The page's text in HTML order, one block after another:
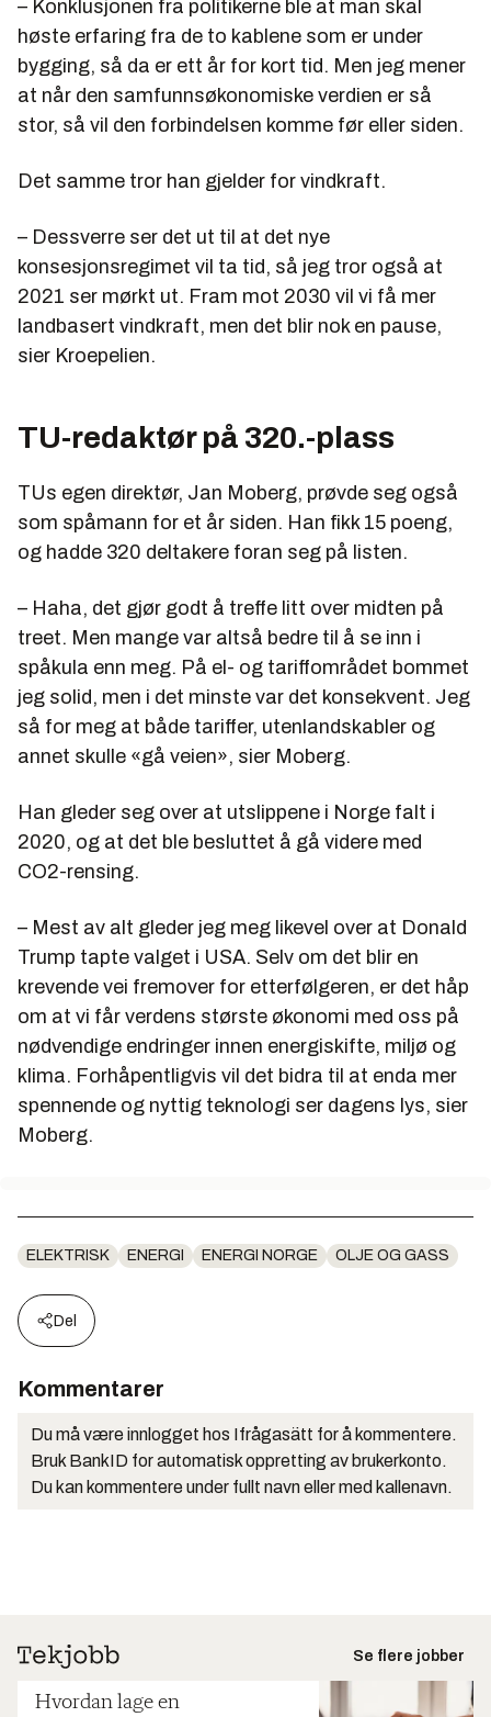
– Konklusjonen fra politikerne ble at man skal
høste erfaring fra de to kablene som er under
bygging, så da er ett år for kort tid. Men jeg mener
at når den samfunnsøkonomiske verdien er så
stor, så vil den forbindelsen komme før eller siden.
Det samme tror han gjelder for vindkraft.
– Dessverre ser det ut til at det nye
konsesjonsregimet vil ta tid, så jeg tror også at
2021 ser mørkt ut. Fram mot 2030 vil vi få mer
landbasert vindkraft, men det blir nok en pause,
sier Kroepelien.
TU-redaktør på 320.-plass
TUs egen direktør, Jan Moberg, prøvde seg også
som spåmann for et år siden. Han fikk 15 poeng,
og hadde 320 deltakere foran seg på listen.
– Haha, det gjør godt å treffe litt over midten på
treet. Men mange var altså bedre til å se inn i
spåkula enn meg. På el- og tariffområdet bommet
jeg solid, men i det minste var det konsekvent. Jeg
så for meg at både tariffer, utenlandskabler og
annet skulle «gå veien», sier Moberg.
Han gleder seg over at utslippene i Norge falt i
2020, og at det ble besluttet å gå videre med
CO2-rensing.
– Mest av alt gleder jeg meg likevel over at Donald
Trump tapte valget i USA. Selv om det blir en
krevende vei fremover for etterfølgeren, er det håp
om at vi får verdens største økonomi med oss på
nødvendige endringer innen energiskifte, miljø og
klima. Forhåpentligvis vil det bidra til at enda mer
spennende og nyttig teknologi ser dagens lys, sier
Moberg.
ELEKTRISK ENERGI ENERGI NORGE OLJE OG GASS
Del
Kommentarer
Du må være innlogget hos Ifrågasätt for å kommentere.
Bruk BankID for automatisk oppretting av brukerkonto.
Du kan kommentere under fullt navn eller med kallenavn.
Se flere jobber
Hvordan lage en